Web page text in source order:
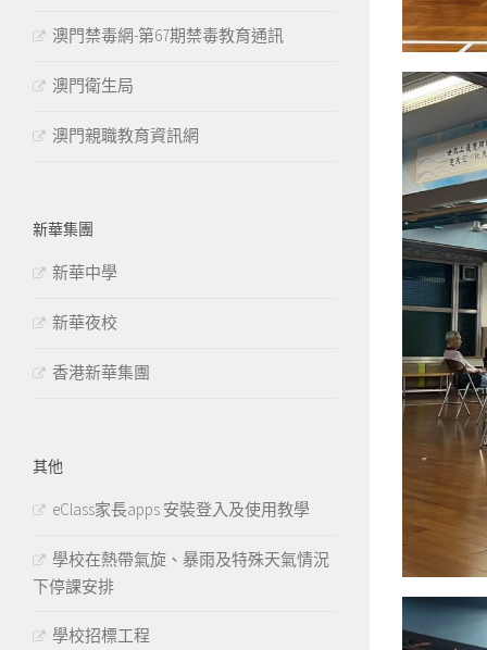
澳門禁毒網-第67期禁毒教育通訊
澳門衛生局
澳門親職教育資訊網
新華集團
新華中學
新華夜校
香港新華集團
其他
eClass家長apps 安裝登入及使用教學
學校在熱帶氣旋、暴雨及特殊天氣情況
下停課安排
學校招標工程